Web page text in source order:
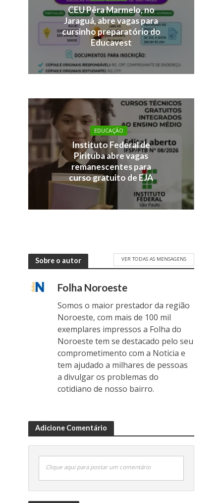
CEU Pêra Marmelo, no
Jaraguá, abre vagas para
cursinho preparatório do
Educavest
EDUCAÇÃO
Instituto Federal de
Pirituba abre vagas
remanescentes para
curso gratuito de EJA
Sobre o autor VER TODAS AS MENSAGENS
Folha Noroeste
Somos o maior prestador da região
Noroeste, com mais de 100 mil
exemplares impressos a Folha do
Noroeste tem se destacado pelo seu
comprometimento com a Noticia e
tem ajudado a milhares de pessoas
a divulgar os problemas do
cotidiano de nosso bairro.
Adicione Comentário
Clique aqui para postar um comentário